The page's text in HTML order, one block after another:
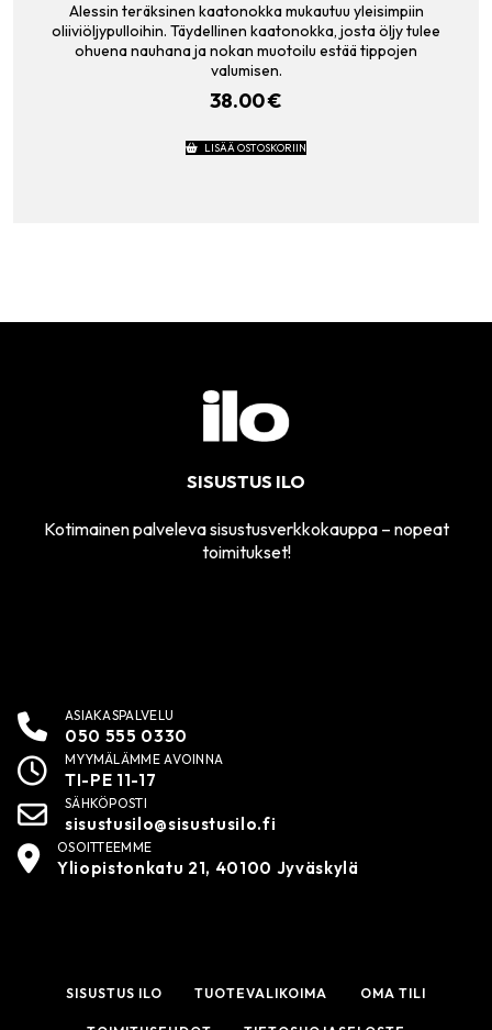
Alessin teräksinen kaatonokka mukautuu yleisimpiin
oliiviöljypulloihin. Täydellinen kaatonokka, josta öljy tulee
ohuena nauhana ja nokan muotoilu estää tippojen
valumisen.
38.00€
LISÄÄ OSTOSKORIIN
SISUSTUS ILO
Kotimainen palveleva sisustusverkkokauppa – nopeat
toimitukset!
ASIAKASPALVELU
050 555 0330
MYYMÄLÄMME AVOINNA
TI-PE 11-17
SÄHKÖPOSTI
sisustusilo@sisustusilo.fi
OSOITTEEMME
Yliopistonkatu 21, 40100 Jyväskylä
SISUSTUS ILO TUOTEVALIKOIMA OMA TILI